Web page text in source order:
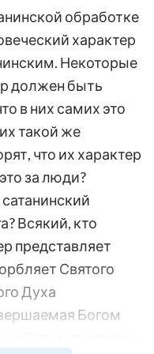
обработке
характер
Некоторые
должен быть
в них самих это
такой же
что их характер
за люди?
Всякий, кто
представляет
Святого
Духа
Богом